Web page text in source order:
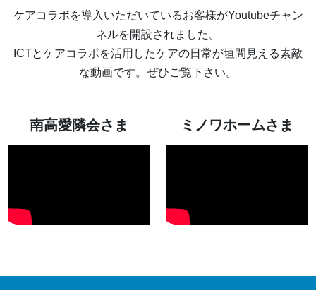
ケアコラボを導入いただいているお客様がYoutubeチャン
ネルを開設されました。
ICTとケアコラボを活用したケアの日常が垣間見える素敵
な動画です。ぜひご覧下さい。
南高愛隣会さま ミノワホームさま